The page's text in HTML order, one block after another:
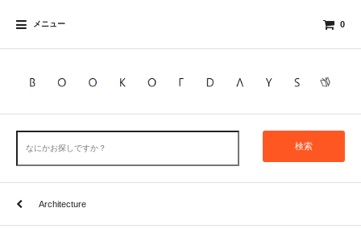
メニュー 0
検索
Architecture